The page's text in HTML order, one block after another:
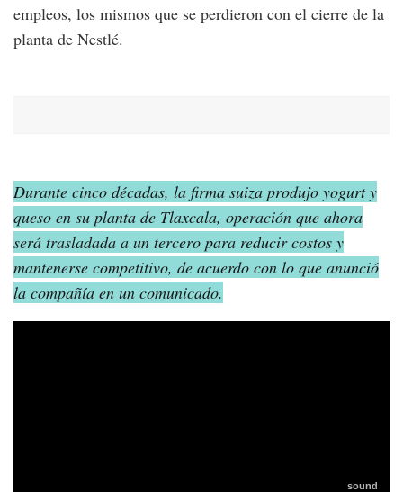
empleos, los mismos que se perdieron con el cierre de la
planta de Nestlé.
Durante cinco décadas, la firma suiza produjo yogurt y
queso en su planta de Tlaxcala, operación que ahora
será trasladada a un tercero para reducir costos y
mantenerse competitivo, de acuerdo con lo que anunció
la compañía en un comunicado.